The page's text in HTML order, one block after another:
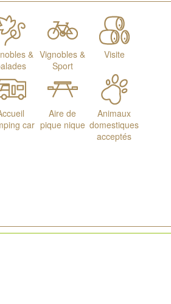
& Vignobles &
Sport
Visite
car
Aire de
pique nique
Animaux
domestiques
acceptés